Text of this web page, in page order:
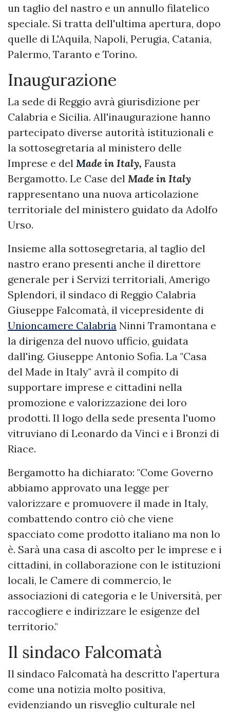
un taglio del nastro e un annullo filatelico
speciale. Si tratta dell'ultima apertura, dopo
quelle di L'Aquila, Napoli, Perugia, Catania,
Palermo, Taranto e Torino.
Inaugurazione
La sede di Reggio avrà giurisdizione per
Calabria e Sicilia. All'inaugurazione hanno
partecipato diverse autorità istituzionali e
la sottosegretaria al ministero delle
Imprese e del Made in Italy, Fausta
Bergamotto. Le Case del Made in Italy
rappresentano una nuova articolazione
territoriale del ministero guidato da Adolfo
Urso.
Insieme alla sottosegretaria, al taglio del
nastro erano presenti anche il direttore
generale per i Servizi territoriali, Amerigo
Splendori, il sindaco di Reggio Calabria
Giuseppe Falcomatà, il vicepresidente di
Unioncamere Calabria Ninni Tramontana e
la dirigenza del nuovo ufficio, guidata
dall'ing. Giuseppe Antonio Sofia. La "Casa
del Made in Italy" avrà il compito di
supportare imprese e cittadini nella
promozione e valorizzazione dei loro
prodotti. Il logo della sede presenta l'uomo
vitruviano di Leonardo da Vinci e i Bronzi di
Riace.
Bergamotto ha dichiarato: "Come Governo
abbiamo approvato una legge per
valorizzare e promuovere il made in Italy,
combattendo contro ciò che viene
spacciato come prodotto italiano ma non lo
è. Sarà una casa di ascolto per le imprese e i
cittadini, in collaborazione con le istituzioni
locali, le Camere di commercio, le
associazioni di categoria e le Università, per
raccogliere e indirizzare le esigenze del
territorio."
Il sindaco Falcomatà
Il sindaco Falcomatà ha descritto l'apertura
come una notizia molto positiva,
evidenziando un risveglio culturale nel